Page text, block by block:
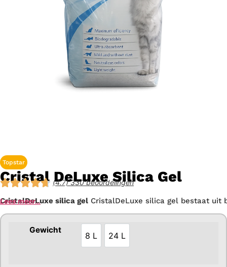
Topstar
Cristal DeLuxe Silica Gel
(4.7) 330 beoordelingen
CristalDeLuxe silica gel CristalDeLuxe silica gel bestaat uit
Lees meer…
Gewicht
8 L
8 L
24 L
24 L